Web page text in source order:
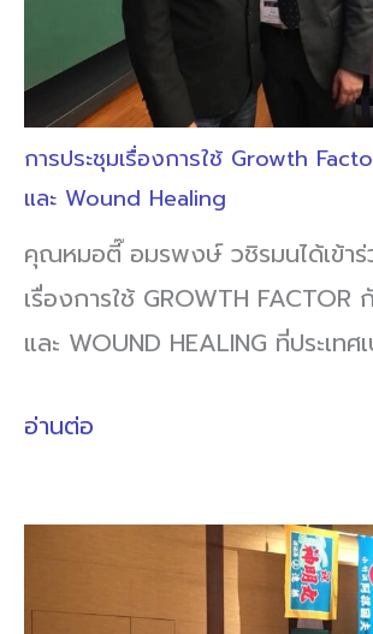
การประชุมเรื่องการใช้ Growth
และ Wound Healing
คุณหมอตี๊ อมรพงษ์ วชิรมนได้เข้าร่
เรื่องการใช้ GROWTH FACTOR
และ WOUND HEALING ที่ประเทศ
อ่านต่อ